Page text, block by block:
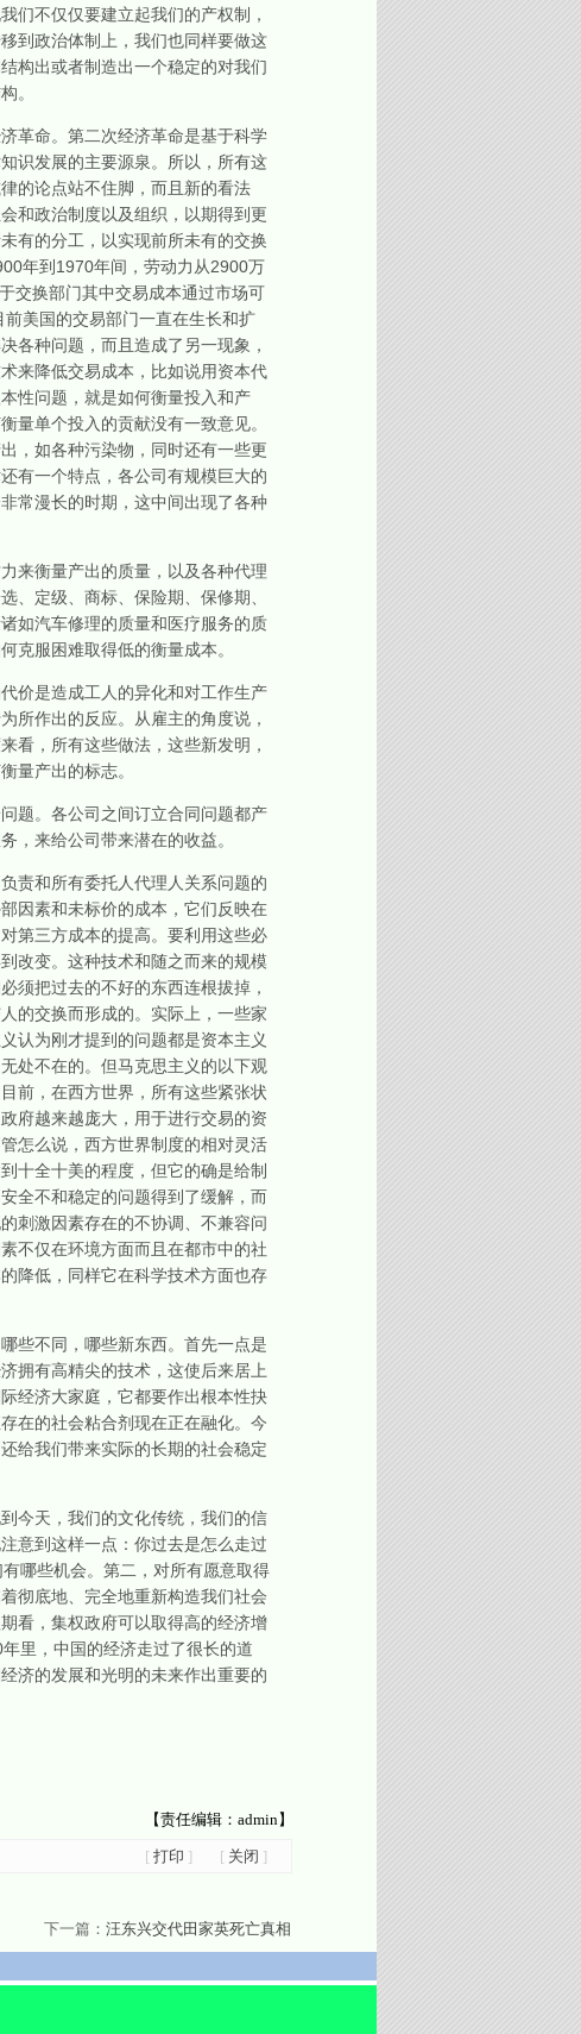
们不仅仅要建立起我们的产权制，
到政治体制上，我们也同样要做这
构出或者制造出一个稳定的对我们
。
革命。第二次经济革命是基于科学
识发展的主要源泉。所以，所有这
的论点站不住脚，而且新的看法
和政治制度以及组织，以期得到更
有的分工，以实现前所未有的交换
年到1970年间，劳动力从2900万
交换部门其中交易成本通过市场可
美国的交易部门一直在生长和扩
各种问题，而且造成了另一现象，
来降低交易成本，比如说用资本代
性问题，就是如何衡量投入和产
量单个投入的贡献没有一致意见。
，如各种污染物，同时还有一些更
有一个特点，各公司有规模巨大的
常漫长的时期，这中间出现了各种
来衡量产出的质量，以及各种代理
、定级、商标、保险期、保修期、
如汽车修理的质量和医疗服务的质
克服困难取得低的衡量成本。
价是造成工人的异化和对工作生产
所作出的反应。从雇主的角度说，
看，所有这些做法，这些新发明，
量产出的标志。
题。各公司之间订立合同问题都产
，来给公司带来潜在的收益。
责和所有委托人代理人关系问题的
因素和未标价的成本，它们反映在
第三方成本的提高。要利用这些必
改变。这种技术和随之而来的规模
须把过去的不好的东西连根拔掉，
的交换而形成的。实际上，一些家
认为刚才提到的问题都是资本主义
处不在的。但马克思主义的以下观
前，在西方世界，所有这些紧张状
府越来越庞大，用于进行交易的资
怎么说，西方世界制度的相对灵活
十全十美的程度，但它的确是给制
全不和稳定的问题得到了缓解，而
刺激因素存在的不协调、不兼容问
不仅在环境方面而且在都市中的社
降低，同样它在科学技术方面也存
些不同，哪些新东西。首先一点是
拥有高精尖的技术，这使后来居上
经济大家庭，它都要作出根本性抉
在的社会粘合剂现在正在融化。今
给我们带来实际的长期的社会稳定
今天，我们的文化传统，我们的信
意到这样一点：你过去是怎么走过
哪些机会。第二，对所有愿意取得
彻底地、完全地重新构造我们社会
看，集权政府可以取得高的经济增
里，中国的经济走过了很长的道
济的发展和光明的未来作出重要的
【责任编辑：admin】
[ 打印 ] [ 关闭 ]
下一篇： 汪东兴交代田家英死亡真相